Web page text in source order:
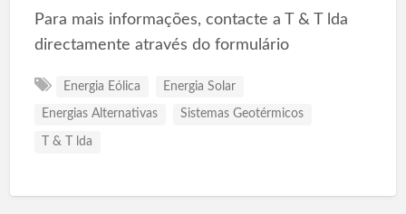
Para mais informações, contacte a T & T lda
directamente através do formulário
Energia Eólica Energia Solar
Energias Alternativas Sistemas Geotérmicos
T & T lda